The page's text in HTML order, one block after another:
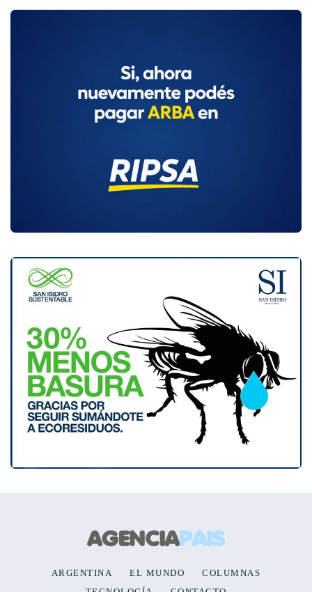
ARGENTINA EL MUNDO
COLUMNAS